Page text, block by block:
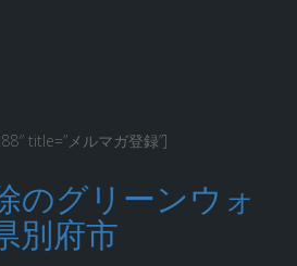
title=”メルマガ登録”]
のグリーンウォ
別府市